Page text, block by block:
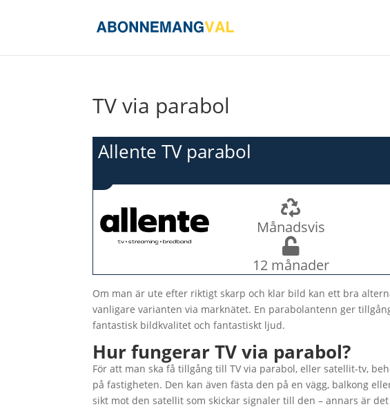
TV via parabol
Allente TV parabol
Månadsvis
12 månader
Om man är ute efter riktigt skarp och klar bild kan ett bra
vanligare varianten via marknätet. En parabolantenn ger
fantastisk bildkvalitet och fantastiskt ljud.
Hur fungerar TV via parabol?
För att man ska få tillgång till TV via parabol, eller satellit-tv,
på fastigheten. Den kan även fästa den på en vägg, balkong
sikt mot den satellit som skickar signaler till den – annars är